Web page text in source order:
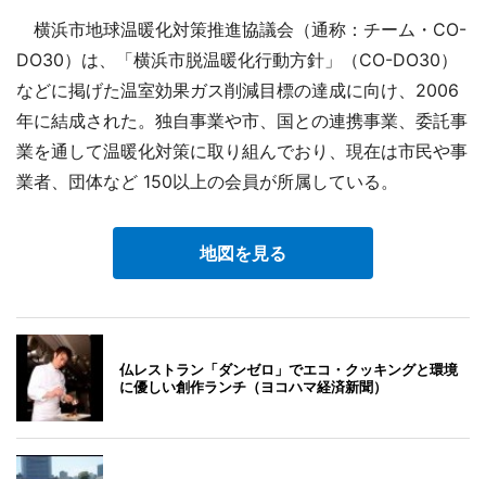
横浜市地球温暖化対策推進協議会（通称：チーム・CO-
DO30）は、「横浜市脱温暖化行動方針」（CO-DO30）
などに掲げた温室効果ガス削減目標の達成に向け、2006
年に結成された。独自事業や市、国との連携事業、委託事
業を通して温暖化対策に取り組んでおり、現在は市民や事
業者、団体など 150以上の会員が所属している。
地図を見る
仏レストラン「ダンゼロ」でエコ・クッキングと環境
に優しい創作ランチ（ヨコハマ経済新聞）